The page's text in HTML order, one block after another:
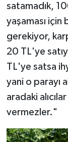
satamadık,
yaşaması için
gerekiyor,
20 TL'ye
TL'ye satsa
yani o parayı
aradaki
vermezler."